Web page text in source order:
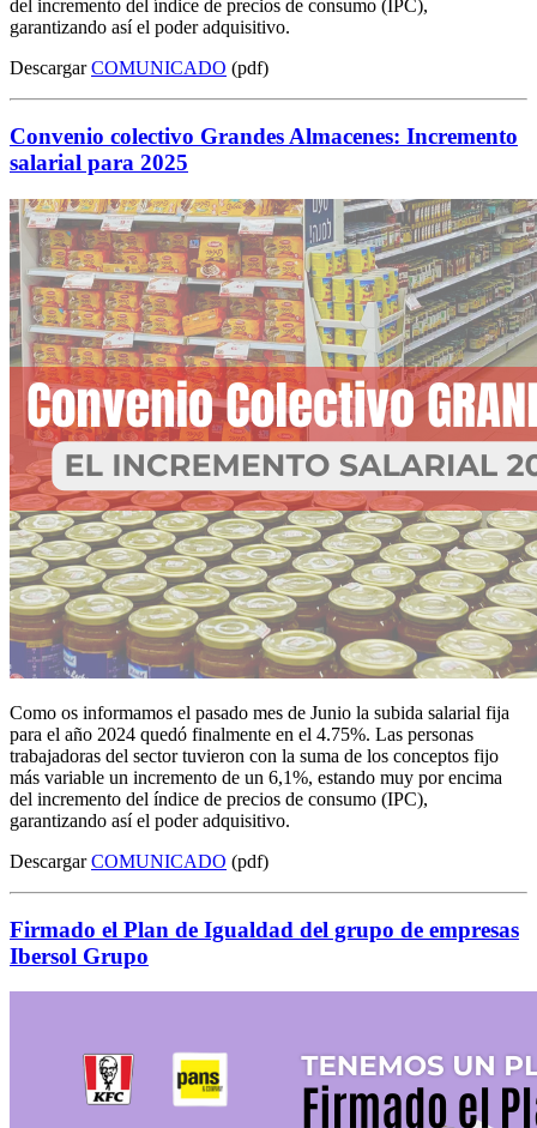
del incremento del índice de precios de consumo (IPC),
garantizando así el poder adquisitivo.
DescargarCOMUNICADO (pdf)
Convenio colectivo Grandes Almacenes: Incremento
salarial para 2025
Como os informamos el pasado mes de Junio la subida salarial fija
para el año 2024 quedó finalmente en el 4.75%. Las personas
trabajadoras del sector tuvieron con la suma de los conceptos fijo
más variable un incremento de un 6,1%, estando muy por encima
del incremento del índice de precios de consumo (IPC),
garantizando así el poder adquisitivo.
DescargarCOMUNICADO (pdf)
Firmado el Plan de Igualdad del grupo de empresas
Ibersol Grupo